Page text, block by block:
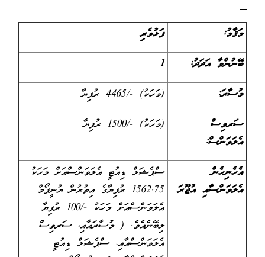
މަޤާމު:
ފަޅުވެރި
ބޭނުންވާ އަދަދު:
1
މުސާރަ:
(މަހަކު) -/4465 ރުފިޔާ
ސަރވިސް
އެލަވަންސް:
(މަހަކު) -/1500 ރުފިޔާ
އެހެނިހެން
އެލަވަންސާއި އުޖޫރަ
ސްޕެޝަލް ޑިއުޓީ އެލަވަންސްއަށް މަހަކު
1562.75 ރުފިޔާގެ އިތުރުން ޔުނީފޯމް
އެލަވަންސްއަށް މަހަކު -/100 ރުފިޔާ
ލިބޭނެއެވެ. ( މުސާރައާއި، ސަރވިސް
އެލަވަންސްއާއި، ސްޕެޝަލް ޑިއުޓީ